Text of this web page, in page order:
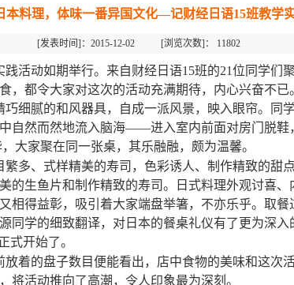
本料理，体味一番异国文化—记财经日语15班教学
[发表时间]：2015-12-02 [浏览次数]： 11802
践活动如期举行。来自财经日语15班的21位同学们
，都令大家对这次的活动充满期待，内心兴奋不已
细腻的和风器具，自成一派风景，映入眼帘。同
自然而然地流入脑海——进入室内前面对房门脱鞋
大家聚在同一张桌，其乐融融，颇为温馨。
多、式样精美的寿司，色彩诱人、制作精致的甜
的生鱼片和制作精致的寿司。日式料理外观讨喜
相得益彰，吸引着大家端盘举箸，不亦乐乎。取
同学的细致翻译，对日本的餐桌礼仪有了更为深
式开始了。
着的盘子数目便能看出，店中食物的美味和这次
将活动推向了高潮，令人印象最为深刻。